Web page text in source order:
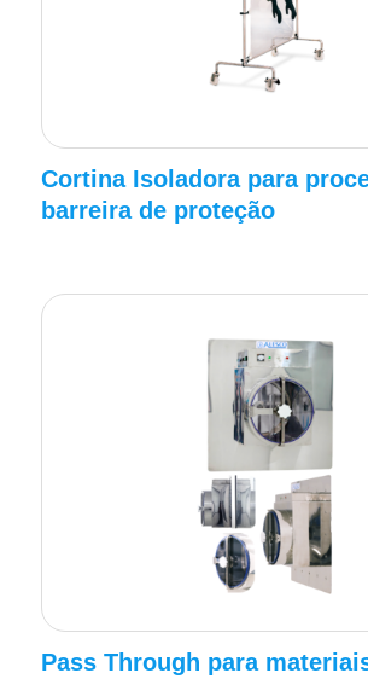
Cortina Isoladora para
barreira de proteção
Pass Through para